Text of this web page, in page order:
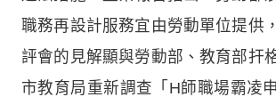
職務再設計服務宜由勞動單位提供
評會的見解顯與勞動部、教育部扞
市教育局重新調查「H師職場霸凌